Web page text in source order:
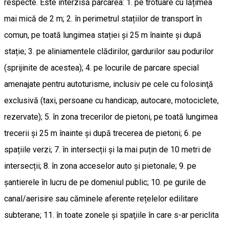
respecte. Este interzisă parcarea: 1. pe trotuare cu lățimea
mai mică de 2 m; 2. în perimetrul stațiilor de transport în
comun, pe toată lungimea stației și 25 m înainte și după
stație; 3. pe aliniamentele clădirilor, gardurilor sau podurilor
(sprijinite de acestea); 4. pe locurile de parcare special
amenajate pentru autoturisme, inclusiv pe cele cu folosinţă
exclusivă (taxi, persoane cu handicap, autocare, motociclete,
rezervate); 5. în zona trecerilor de pietoni, pe toată lungimea
trecerii și 25 m înainte și după trecerea de pietoni; 6. pe
spațiile verzi; 7. în intersecții și la mai puțin de 10 metri de
intersecții; 8. în zona acceselor auto şi pietonale; 9. pe
şantierele în lucru de pe domeniul public; 10. pe gurile de
canal/aerisire sau căminele aferente rețelelor edilitare
subterane; 11. în toate zonele şi spaţiile în care s-ar periclita